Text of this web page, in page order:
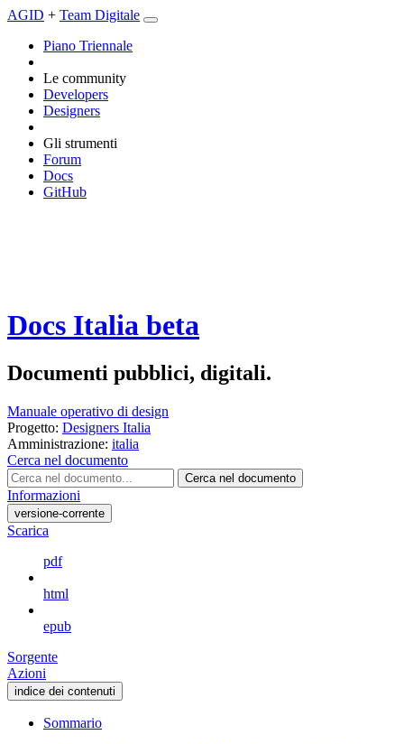
AGID + Team Digitale
Piano Triennale
Le community
Developers
Designers
Gli strumenti
Forum
Docs
GitHub
Docs Italia beta
Documenti pubblici, digitali.
Manuale operativo di design
Progetto: Designers Italia
Amministrazione: italia
Cerca nel documento
Cerca nel documento
Informazioni
versione-corrente
Scarica
pdf
html
epub
Sorgente
Azioni
indice dei contenuti
Sommario